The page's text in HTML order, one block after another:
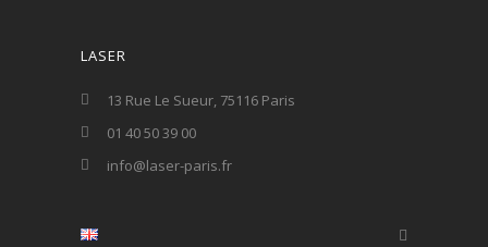
LASER
13 Rue Le Sueur, 75116 Paris
01 40 50 39 00
info@laser-paris.fr